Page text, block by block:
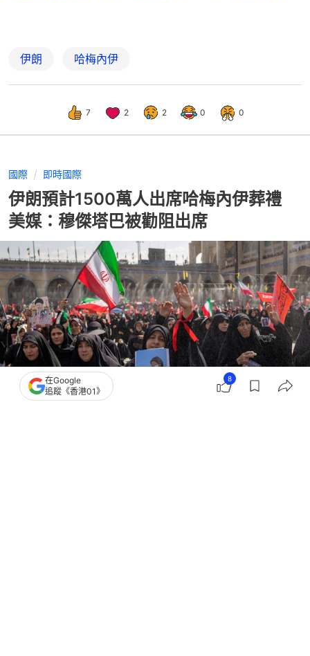
伊朗 哈梅內伊
7 2 2 0 0
國際 即時國際
伊朗預計1500萬人出席哈梅內伊葬禮
美媒：穆傑塔巴被勸阻出席
在Google
追蹤《香港01》
8